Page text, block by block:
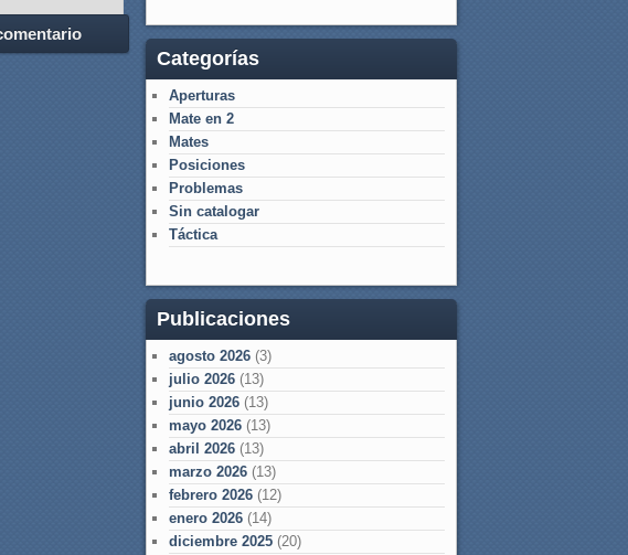
Categorías
Aperturas
Mate en 2
Mates
Posiciones
Problemas
Sin catalogar
Táctica
Publicaciones
agosto 2026 (3)
julio 2026 (13)
junio 2026 (13)
mayo 2026 (13)
abril 2026 (13)
marzo 2026 (13)
febrero 2026 (12)
enero 2026 (14)
diciembre 2025 (20)